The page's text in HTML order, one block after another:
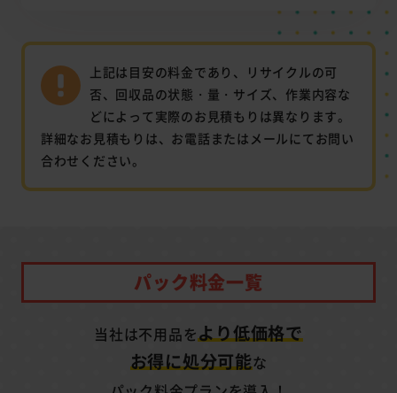
上記は目安の料金であり、リサイクルの可
否、回収品の状態・量・サイズ、作業内容な
どによって実際のお見積もりは異なります。
詳細なお見積もりは、お電話またはメールにてお問い
合わせください。
パック料金一覧
当社は不用品をより低価格で
お得に処分可能な